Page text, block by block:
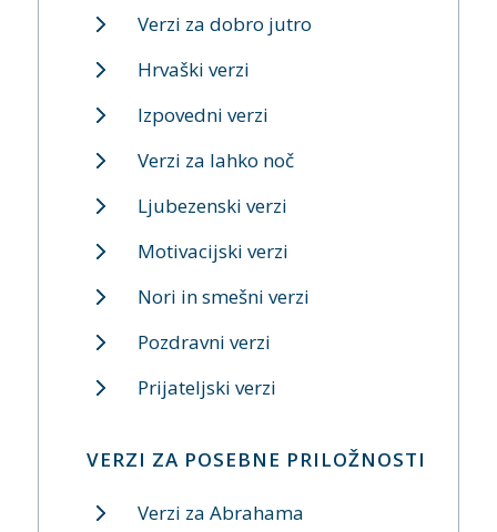
Verzi za dobro jutro
Hrvaški verzi
Izpovedni verzi
Verzi za lahko noč
Ljubezenski verzi
Motivacijski verzi
Nori in smešni verzi
Pozdravni verzi
Prijateljski verzi
VERZI ZA POSEBNE PRILOŽNOSTI
Verzi za Abrahama